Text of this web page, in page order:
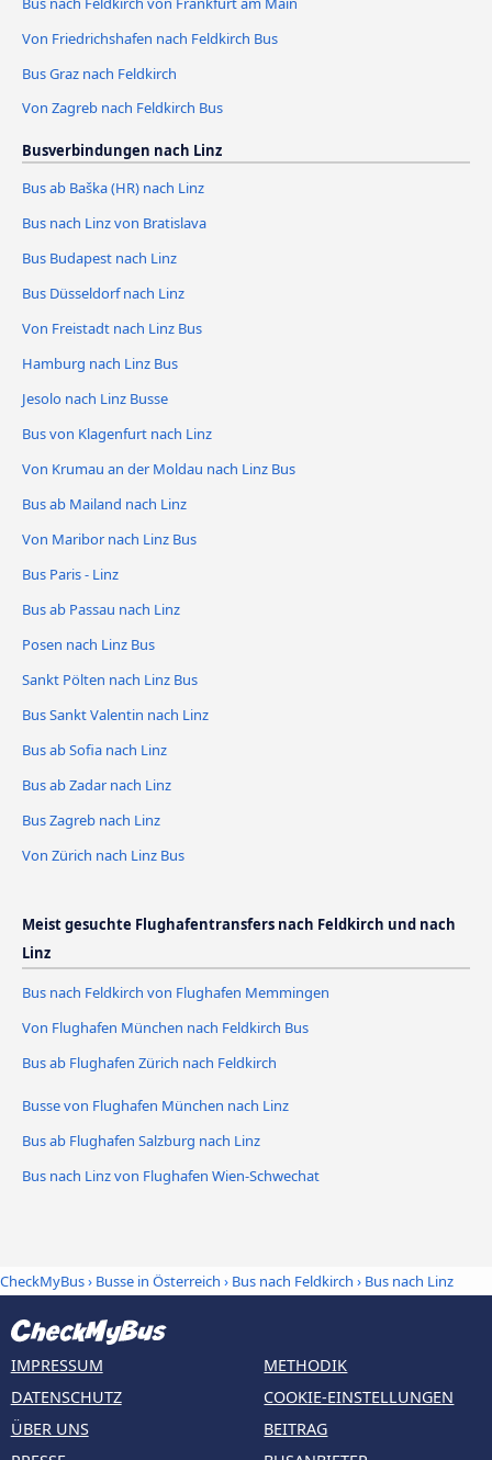
Von Friedrichshafen nach Feldkirch Bus
Bus Graz nach Feldkirch
Von Zagreb nach Feldkirch Bus
Busverbindungen nach Linz
Bus ab Baška (HR) nach Linz
Bus nach Linz von Bratislava
Bus Budapest nach Linz
Bus Düsseldorf nach Linz
Von Freistadt nach Linz Bus
Hamburg nach Linz Bus
Jesolo nach Linz Busse
Bus von Klagenfurt nach Linz
Von Krumau an der Moldau nach Linz Bus
Bus ab Mailand nach Linz
Von Maribor nach Linz Bus
Bus Paris - Linz
Bus ab Passau nach Linz
Posen nach Linz Bus
Sankt Pölten nach Linz Bus
Bus Sankt Valentin nach Linz
Bus ab Sofia nach Linz
Bus ab Zadar nach Linz
Bus Zagreb nach Linz
Von Zürich nach Linz Bus
Meist gesuchte Flughafentransfers nach Feldkirch und nach
Linz
Bus nach Feldkirch von Flughafen Memmingen
Von Flughafen München nach Feldkirch Bus
Bus ab Flughafen Zürich nach Feldkirch
Busse von Flughafen München nach Linz
Bus ab Flughafen Salzburg nach Linz
Bus nach Linz von Flughafen Wien-Schwechat
CheckMyBus› Busse in Österreich › Bus nach Feldkirch › Bus nach Linz
IMPRESSUM
DATENSCHUTZ
ÜBER UNS
METHODIK
COOKIE-EINSTELLUNGEN
BEITRAG